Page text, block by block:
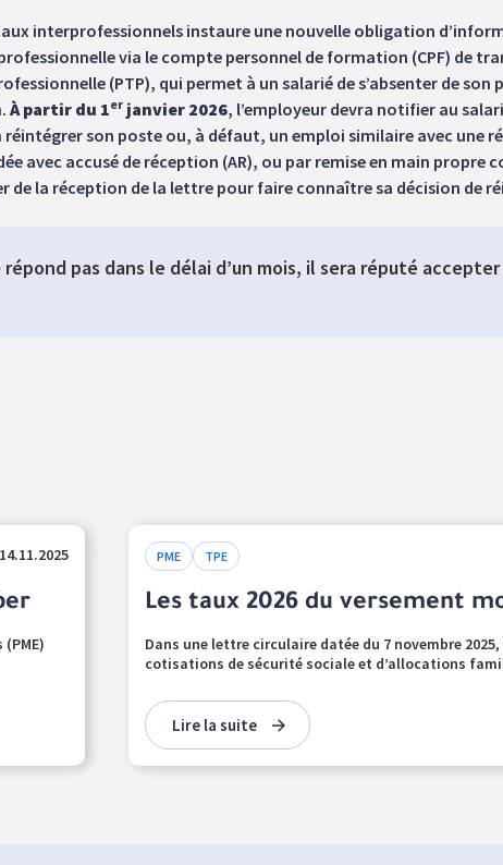
interprofessionnels instaure une nouvelle obligation
via le compte personnel de formation (CPF) de
(PTP), qui permet à un salarié de s’absenter de son
À partir du 1er janvier 2026, l’employeur devra notifier au
son poste ou, à défaut, un emploi similaire avec une
accusé de réception (AR), ou par remise en main propre
de la réception de la lettre pour faire connaître sa décision de
pas dans le délai d’un mois, il sera réputé
14.11.2025 PME TPE
Les taux 2026 du versement
Dans une lettre circulaire datée du 7 novembre
cotisations de sécurité sociale et d’allocations
Lire la suite